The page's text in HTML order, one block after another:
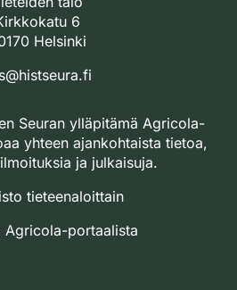
6
Helsinki
Seuran ylläpitämä Agricola-
yhteen ajankohtaista tietoa,
ja julkaisuja.
tieteenaloittain
Agricola-portaalista